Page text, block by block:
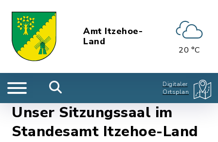
Amt Itzehoe-
Land
20 °C
Digitaler
Ortsplan
Unser Sitzungssaal im
Standesamt Itzehoe-Land